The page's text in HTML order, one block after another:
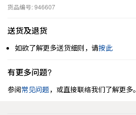
货品编号: 946607
送货及退货
如欲了解更多送货细则，请按此
有更多问题?
参阅常见问题，或直接联络我们了解更多。